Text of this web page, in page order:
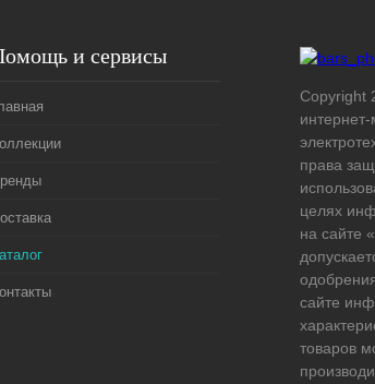
и сервисы
Copyright
интернет-
права
целях
на сайте
сайте
товаров